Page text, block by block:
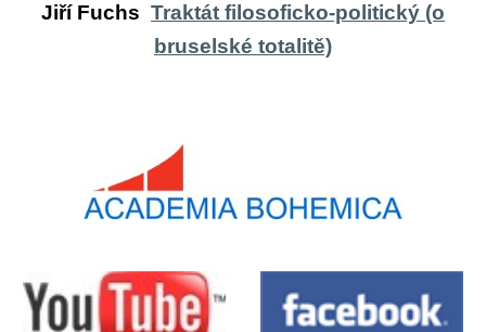
Jiří Fuchs Traktát filosoficko-politický (o
bruselské totalitě)